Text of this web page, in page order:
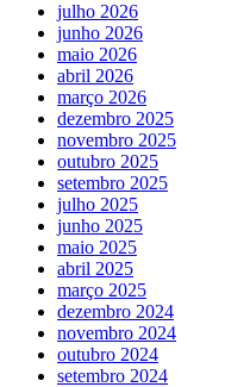
julho 2026
junho 2026
maio 2026
abril 2026
março 2026
dezembro 2025
novembro 2025
outubro 2025
setembro 2025
julho 2025
junho 2025
maio 2025
abril 2025
março 2025
dezembro 2024
novembro 2024
outubro 2024
setembro 2024